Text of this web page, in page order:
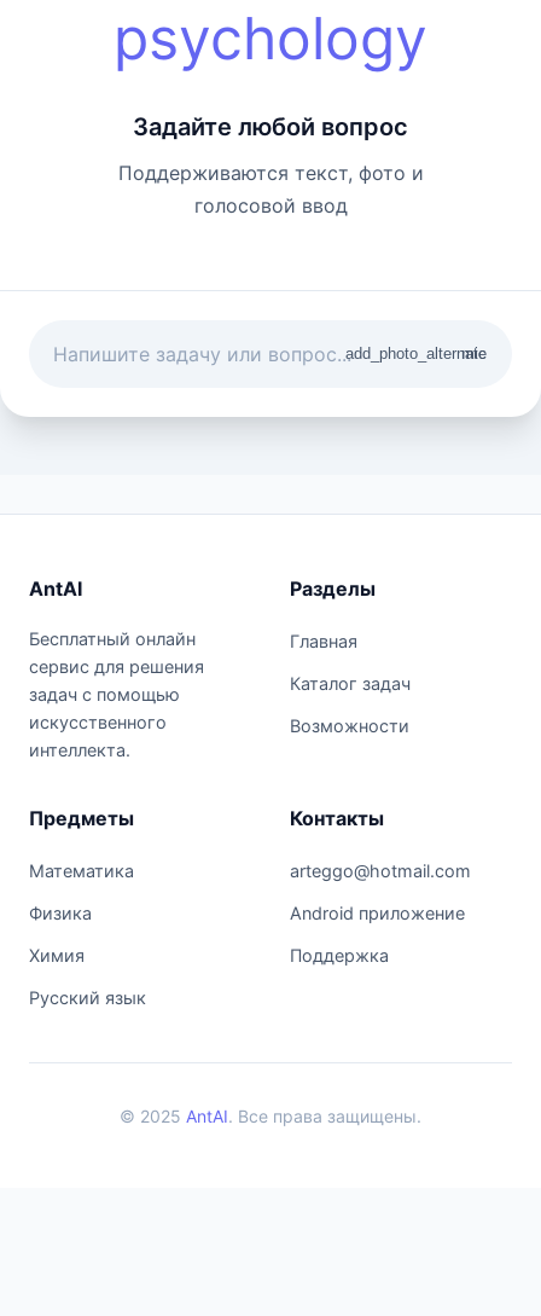
psychology
Задайте любой вопрос
Поддерживаются текст, фото и
голосовой ввод
add_photo_alternate
mic
AntAI
Бесплатный онлайн
сервис для решения
задач с помощью
искусственного
интеллекта.
Разделы
Главная
Каталог задач
Возможности
Предметы
Математика
Физика
Химия
Русский язык
Контакты
arteggo@hotmail.com
Android приложение
Поддержка
© 2025 AntAI. Все права защищены.